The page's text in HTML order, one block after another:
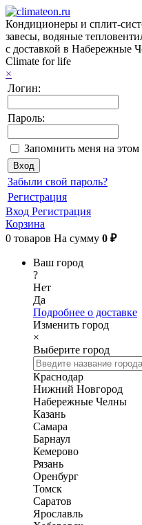
Кондиционеры и сплит-
завесы, водяные
с доставкой в Набережные
Climate for life
×
Логин:
Пароль:
Запомнить меня на
Забыли свой пароль?
Регистрация
Вход Регистрация
Корзина
0 товаров На сумму 0 ₽
Ваш город
?
Нет
Да
Подробнее о доставке
Изменить город
×
Выберите город
Краснодар
Нижний Новгород
Набережные Челны
Казань
Самара
Барнаул
Кемерово
Рязань
Оренбург
Томск
Саратов
Ярославль